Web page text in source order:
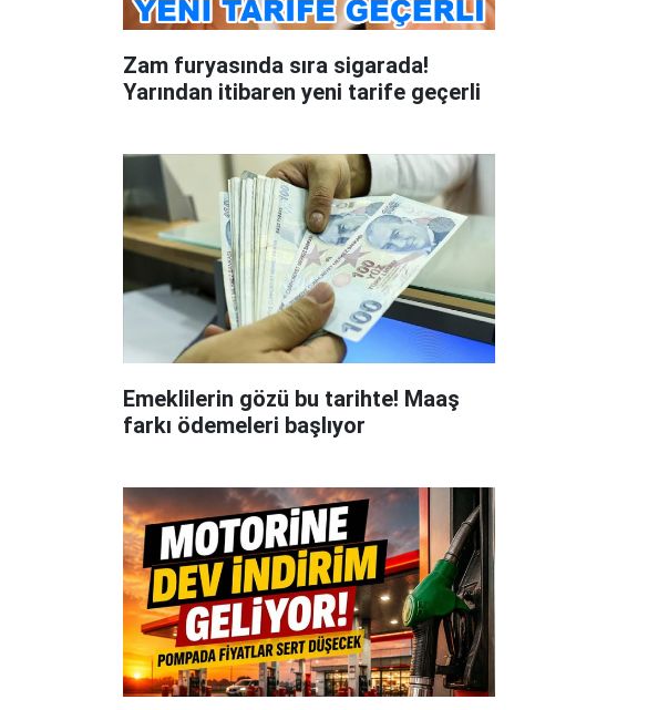
Zam furyasında sıra sigarada!
Yarından itibaren yeni tarife geçerli
Emeklilerin gözü bu tarihte! Maaş
farkı ödemeleri başlıyor